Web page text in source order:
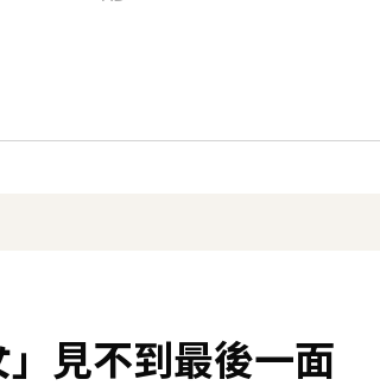
見不到最後一面